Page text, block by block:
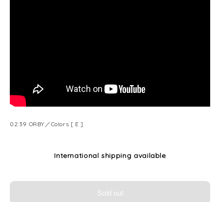
02:39 ORBY／Colors [ E ]
International shipping available
Sold out